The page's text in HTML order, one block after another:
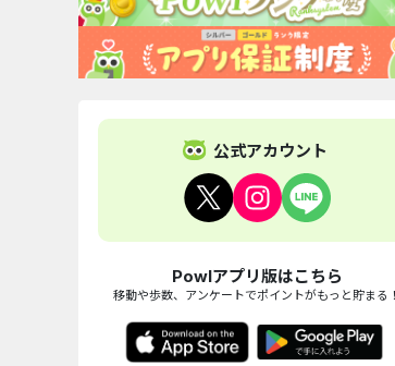
公式アカウント
Powlアプリ版はこちら
移動や歩数、アンケートでポイントがもっと貯まる！